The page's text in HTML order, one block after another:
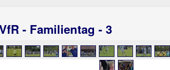
- Familientag - 3